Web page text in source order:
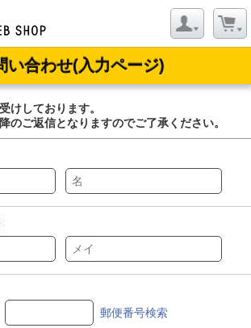
い合わせ(入力ページ)
けしております。
のご返信となりますのでご了承ください。
郵便番号検索